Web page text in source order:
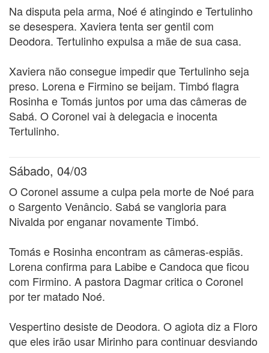
Na disputa pela arma, Noé é atingindo e Tertulinho
se desespera. Xaviera tenta ser gentil com
Deodora. Tertulinho expulsa a mãe de sua casa.
Xaviera não consegue impedir que Tertulinho seja
preso. Lorena e Firmino se beijam. Timbó flagra
Rosinha e Tomás juntos por uma das câmeras de
Sabá. O Coronel vai à delegacia e inocenta
Tertulinho.
Sábado, 04/03
O Coronel assume a culpa pela morte de Noé para
o Sargento Venâncio. Sabá se vangloria para
Nivalda por enganar novamente Timbó.
Tomás e Rosinha encontram as câmeras-espiãs.
Lorena confirma para Labibe e Candoca que ficou
com Firmino. A pastora Dagmar critica o Coronel
por ter matado Noé.
Vespertino desiste de Deodora. O agiota diz a Floro
que eles irão usar Mirinho para continuar desviando